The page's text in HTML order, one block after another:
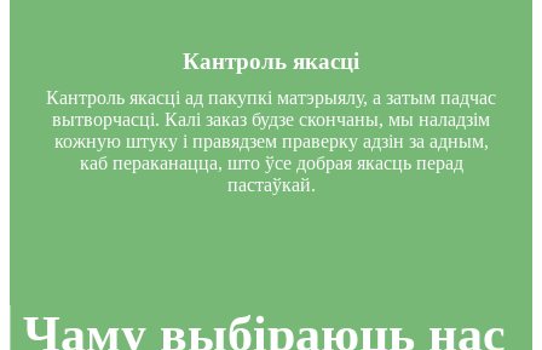
Кантроль якасці
Кантроль якасці ад пакупкі матэрыялу, а затым падчас
вытворчасці. Калі заказ будзе скончаны, мы наладзім
кожную штуку і правядзем праверку адзін за адным,
каб пераканацца, што ўсе добрая якасць перад
пастаўкай.
Чаму выбіраюць нас